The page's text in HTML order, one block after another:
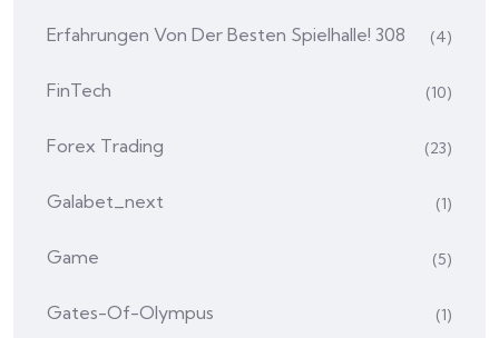
Erfahrungen Von Der Besten Spielhalle! 308 (4)
FinTech (10)
Forex Trading (23)
Galabet_next (1)
Game (5)
Gates-Of-Olympus (1)